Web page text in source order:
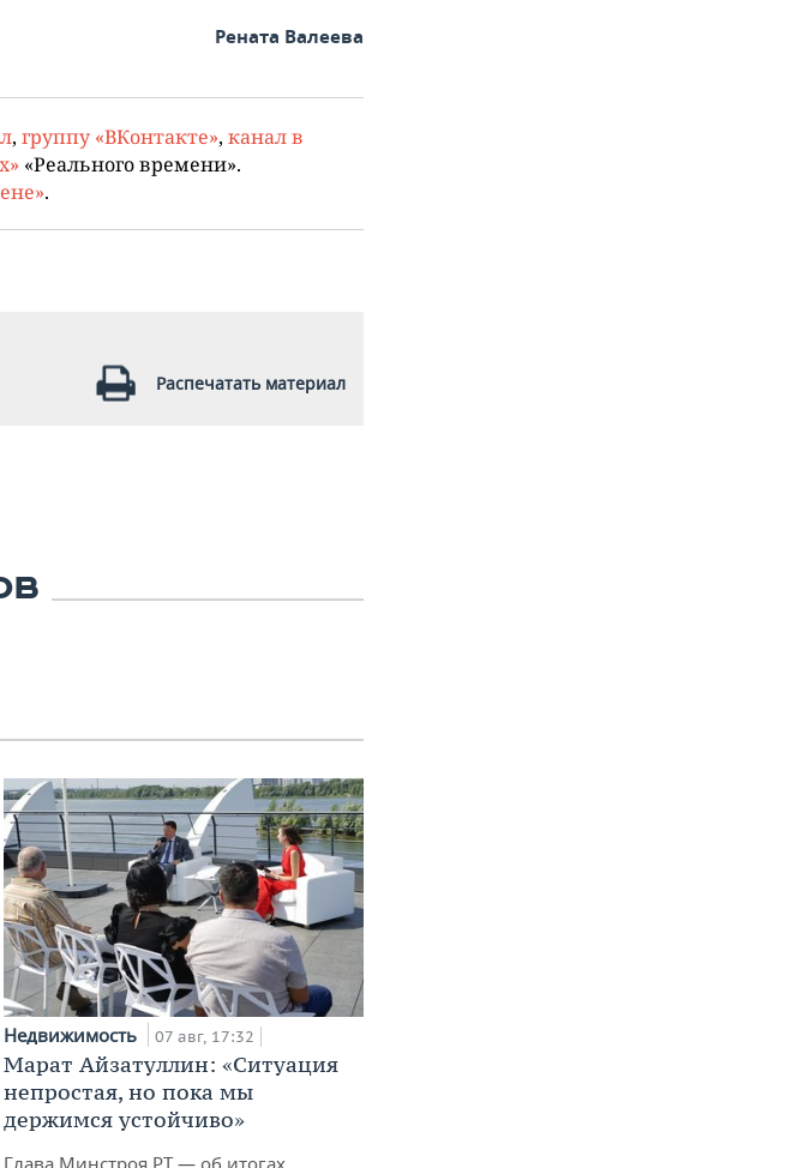
Рената Валеева
, группу «ВКонтакте», канал в
«Реального времени».
.
Распечатать материал
Недвижимость 07 авг, 17:32
Марат Айзатуллин: «Ситуация
непростая, но пока мы
держимся устойчиво»